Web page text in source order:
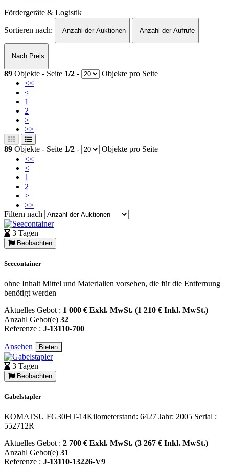
Fördergeräte & Logistik
Sortieren nach:
Anzahl der Auktionen Anzahl der Aufrufe
Nach Preis
89 Objekte - Seite 1/2 -
Objekte pro Seite
<<
<
1
2
>
>>
89 Objekte - Seite 1/2 -
Objekte pro Seite
<<
<
1
2
>
>>
Filtern nach
3 Tagen
Beobachten
Seecontainer
ohne Inhalt Mittel und Materialien vorsehen, die für die Entfernung
benötigt werden
Aktuelles Gebot : 1 000 € Exkl. MwSt. (1 210 € Inkl. MwSt.)
Anzahl Gebot(e) 32
Referenze : J-13110-700
Ansehen Bieten
3 Tagen
Beobachten
Gabelstapler
KOMATSU FG30HT-14Kilometerstand: 6427 Jahr: 2005 Serial :
552712R
Aktuelles Gebot : 2 700 € Exkl. MwSt. (3 267 € Inkl. MwSt.)
Anzahl Gebot(e) 31
Referenze : J-13110-13226-V9